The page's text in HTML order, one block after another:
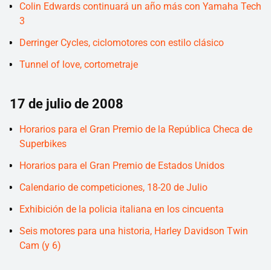
Colin Edwards continuará un año más con Yamaha Tech
3
Derringer Cycles, ciclomotores con estilo clásico
Tunnel of love, cortometraje
17 de julio de 2008
Horarios para el Gran Premio de la República Checa de
Superbikes
Horarios para el Gran Premio de Estados Unidos
Calendario de competiciones, 18-20 de Julio
Exhibición de la policia italiana en los cincuenta
Seis motores para una historia, Harley Davidson Twin
Cam (y 6)